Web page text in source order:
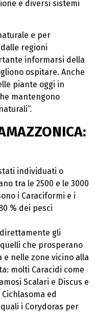
e diversi sistemi
e per
regioni
informarsi della
ospitare. Anche
piante oggi in
mantengono
individuati o
tra le 2500 e le 3000
i Caraciformi e i
% dei pesci
gli
che prosperano
e nelle zone vicino alla
molti Caracidi come
Scalari e Discus e
ed
i Corydoras per